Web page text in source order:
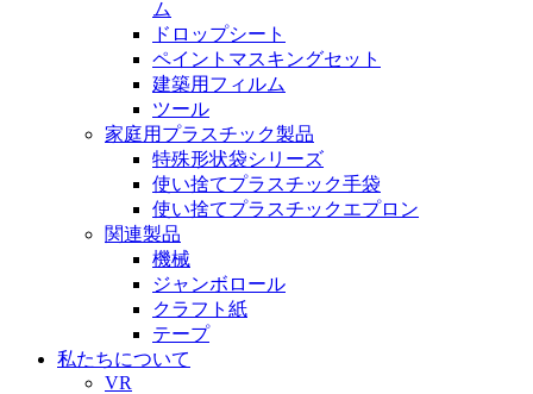
ム
ドロップシート
ペイントマスキングセット
建築用フィルム
ツール
家庭用プラスチック製品
特殊形状袋シリーズ
使い捨てプラスチック手袋
使い捨てプラスチックエプロン
関連製品
機械
ジャンボロール
クラフト紙
テープ
私たちについて
VR